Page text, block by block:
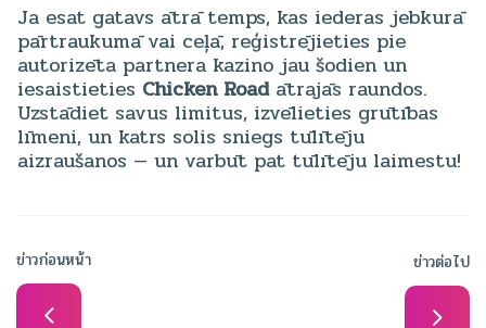
Ja esat gatavs ātrā temps, kas iederas jebkurā
pārtraukumā vai ceļā, reģistrējieties pie
autorizēta partnera kazino jau šodien un
iesaistieties Chicken Roadātrajās raundos.
Uzstādiet savus limitus, izvēlieties grūtības
līmeni, un katrs solis sniegs tūlītēju
aizraušanos — un varbūt pat tūlītēju laimestu!
ข่าวก่อนหน้า ข่าวต่อไป